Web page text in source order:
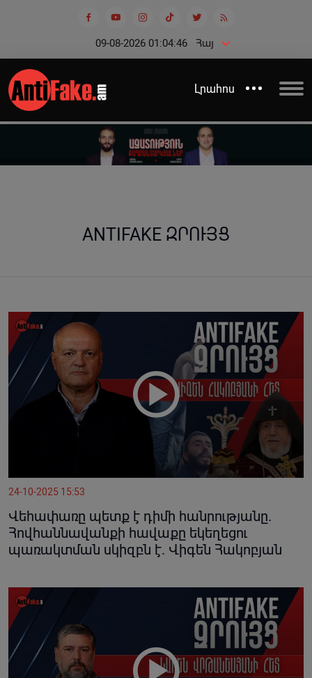
09-08-2026 01:04:47 Հայ
Լրահոս
ANTIFAKE ԶՐՈՒՅՑ
24-10-2025 15:53
Վեհափառը պետք է դիմի հանրությանը.
Հովհաննավանքի հավաքը եկեղեցու
պառակտման սկիզբն է. Վիգեն Հակոբյան